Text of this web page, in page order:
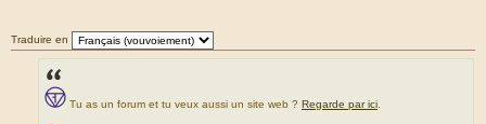
e
Traduire en
Tu as un forum et tu veux aussi un site web ? Regarde par ici